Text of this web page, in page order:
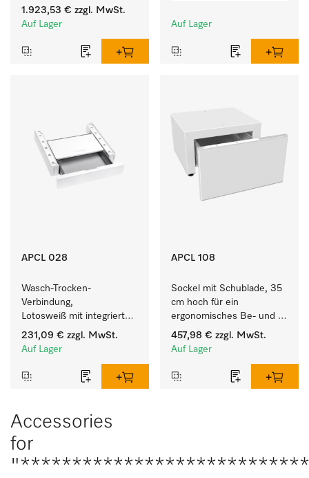
1.923,53 € zzgl. MwSt.
Auf Lager
Auf Lager
APCL 028
Wasch-Trocken-
Verbindung,
Lotosweiß mit integrierter
Schublade für eine
besonders komfortable
231,09 € zzgl. MwSt.
Auf Lager
APCL 108
Sockel mit Schublade, 35
cm hoch für ein
ergonomisches Be- und
Entladen von
Waschmaschine und
457,98 € zzgl. MwSt.
Auf Lager
Accessories
for